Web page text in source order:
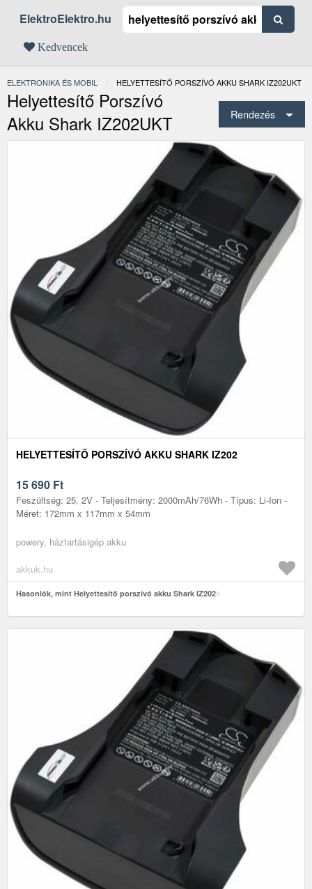
ElektroElektro.hu
Kedvencek
ELEKTRONIKA ÉS MOBIL JELENLEGI:
HELYETTESÍTŐ PORSZÍVÓ AKKU SHARK IZ202UKT
Helyettesítő Porszívó
Akku Shark IZ202UKT
Rendezés
HELYETTESÍTŐ PORSZÍVÓ AKKU SHARK IZ202
15 690 Ft
Feszültség: 25, 2V - Teljesítmény: 2000mAh/76Wh - Típus: Li-Ion -
Méret: 172mm x 117mm x 54mm
powery, háztartásigép akku
akkuk.hu
Hasonlók, mint Helyettesítő porszívó akku Shark IZ202